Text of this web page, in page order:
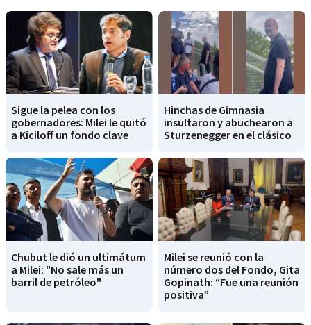
Sigue la pelea con los
gobernadores: Milei le quitó
a Kiciloff un fondo clave
Hinchas de Gimnasia
insultaron y abuchearon a
Sturzenegger en el clásico
Chubut le dió un ultimátum
a Milei: "No sale más un
barril de petróleo"
Milei se reunió con la
número dos del Fondo, Gita
Gopinath: “Fue una reunión
positiva”